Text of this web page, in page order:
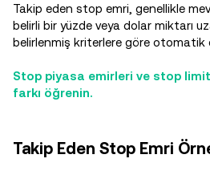
Takip eden stop emri, genellikle
belirli bir yüzde veya dolar miktarı
belirlenmiş kriterlere göre otomatik
Stop piyasa emirleri ve stop
farkı öğrenin.
Takip Eden Stop Emri